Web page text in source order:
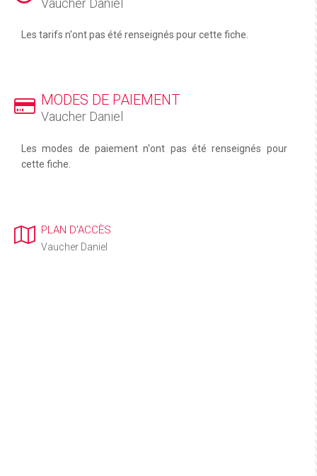
Vaucher Daniel
Les tarifs n'ont pas été renseignés pour cette fiche.
MODES DE PAIEMENT
Vaucher Daniel
Les modes de paiement n'ont pas été renseignés pour
cette fiche.
PLAN D'ACCÈS
Vaucher Daniel